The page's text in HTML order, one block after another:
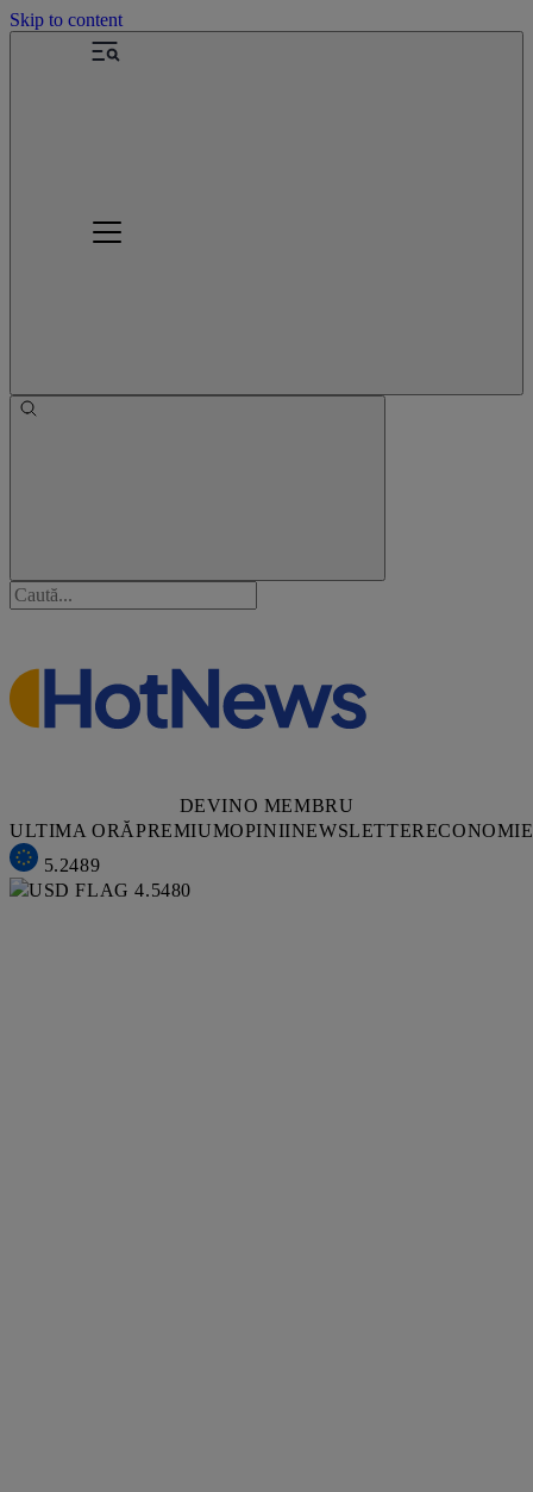
Skip to content
DEVINO MEMBRU
ULTIMA ORĂPREMIUMOPINIINEWSLETTERECONOMIE
5.2489
4.5480